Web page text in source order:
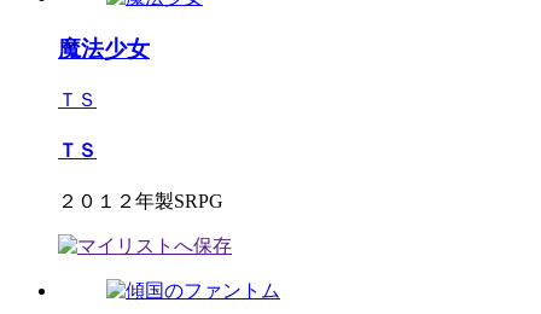
魔法少女
ＴＳ
ＴＳ
２０１２年製SRPG